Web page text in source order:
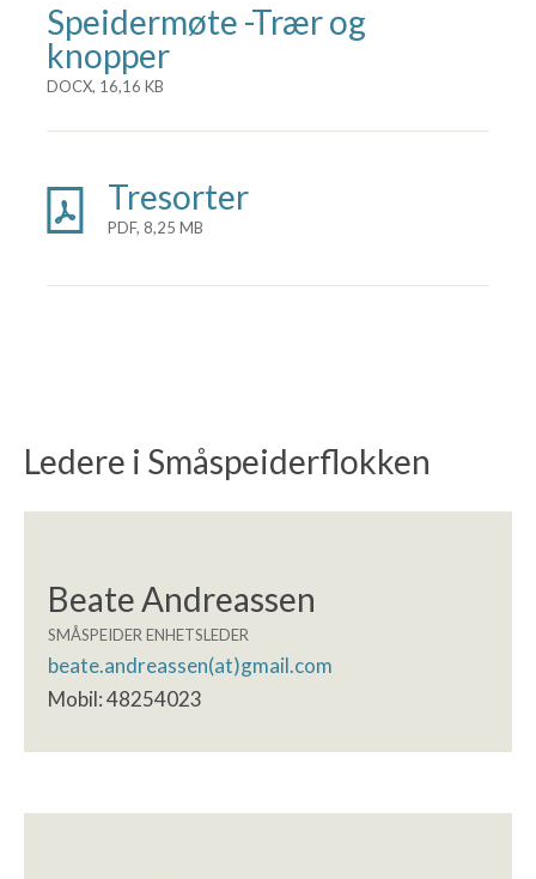
Speidermøte -Trær og
knopper
DOCX, 16,16 KB
Tresorter
PDF, 8,25 MB
Ledere i Småspeiderflokken
Beate Andreassen
SMÅSPEIDER ENHETSLEDER
beate.andreassen(at)gmail.com
Mobil: 48254023